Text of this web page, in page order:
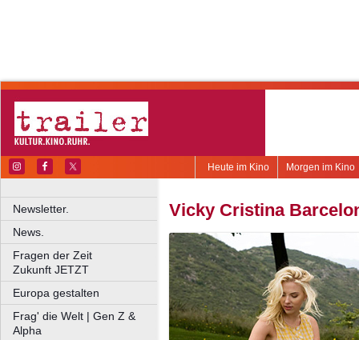
Morgen im Kino
Heute im Kino
Newsletter.
News.
Fragen der Zeit
Zukunft JETZT
Europa gestalten
Frag' die Welt | Gen Z &
Alpha
Vicky Cristina